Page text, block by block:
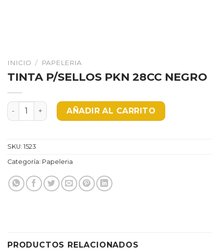
INICIO / PAPELERIA
TINTA P/SELLOS PKN 28CC NEGRO
TINTA P/SELLOS PKN 28CC NEGRO cantidad
AÑADIR AL CARRITO
SKU: 1523
Categoría: Papeleria
PRODUCTOS RELACIONADOS